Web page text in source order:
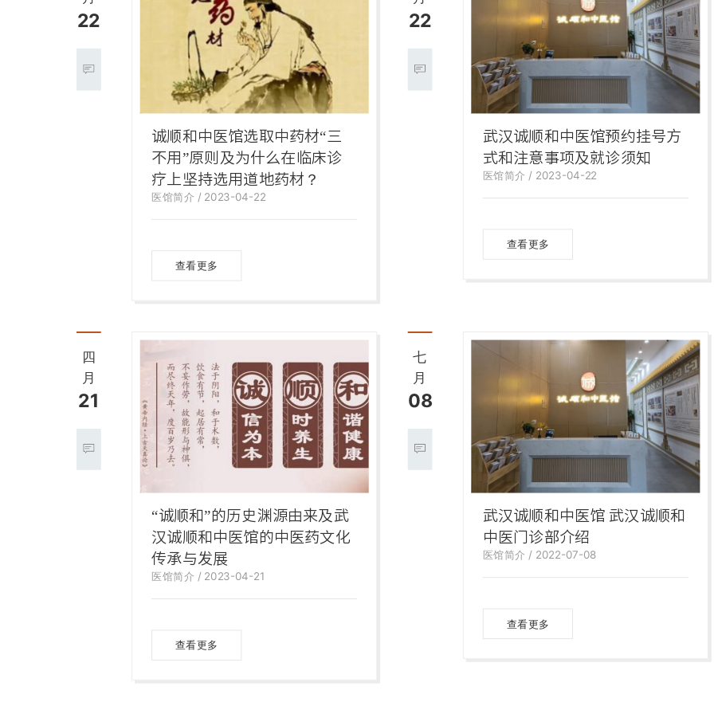
22
诚顺和中医馆选取中药材“三
不用”原则及为什么在临床诊
疗上坚持选用道地药材？
医馆简介 / 2023-04-22
查看更多
22
武汉诚顺和中医馆预约挂号方
式和注意事项及就诊须知
医馆简介 / 2023-04-22
查看更多
四
月
21
“诚顺和”的历史渊源由来及武
汉诚顺和中医馆的中医药文化
传承与发展
医馆简介 / 2023-04-21
查看更多
七
月
08
武汉诚顺和中医馆 武汉诚顺和
中医门诊部介绍
医馆简介 / 2022-07-08
查看更多